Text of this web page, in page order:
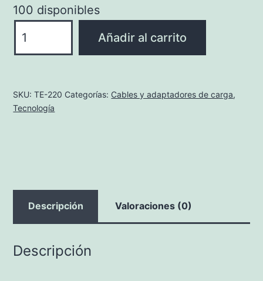
100 disponibles
TRIPLE
FERRY
OFERTA
Añadir al carrito
SKU:TE-220 Categorías: Cables y adaptadores de carga,
Tecnología
Descripción Valoraciones (0)
Descripción